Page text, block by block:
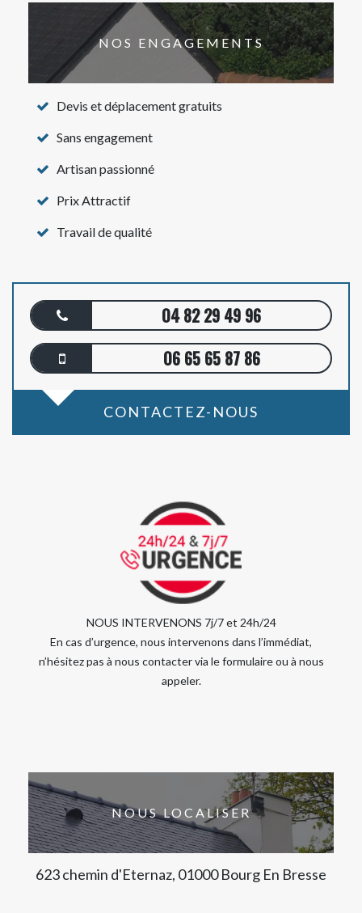
NOS ENGAGEMENTS
Devis et déplacement gratuits
Sans engagement
Artisan passionné
Prix Attractif
Travail de qualité
04 82 29 49 96
06 65 65 87 86
CONTACTEZ-NOUS
NOUS INTERVENONS 7j/7 et 24h/24
En cas d’urgence, nous intervenons dans l’immédiat,
n’hésitez pas à nous contacter via le formulaire ou à nous
appeler.
NOUS LOCALISER
623 chemin d'Eternaz, 01000 Bourg En Bresse